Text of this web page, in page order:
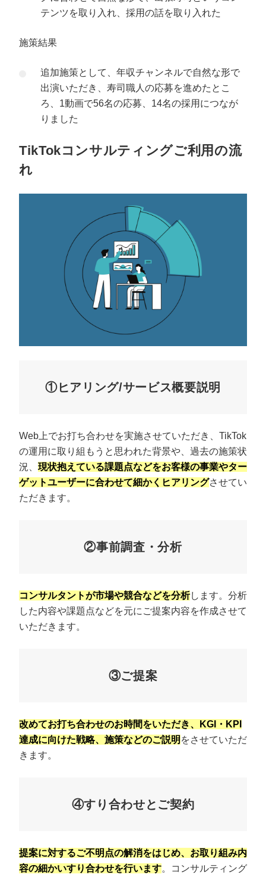
テンツを取り入れ、採用の話を取り入れた
施策結果
追加施策として、年収チャンネルで自然な形で
出演いただき、寿司職人の応募を進めたとこ
ろ、1動画で56名の応募、14名の採用につなが
りました
TikTokコンサルティングご利用の流
れ
①ヒアリング/サービス概要説明
Web上でお打ち合わせを実施させていただき、TikTok
の運用に取り組もうと思われた背景や、過去の施策状
況、 現状抱えている課題点などをお客様の事業やター
ゲットユーザーに合わせて細かくヒアリングさせてい
ただきます。
②事前調査・分析
コンサルタントが市場や競合などを分析します。分析
した内容や課題点などを元にご提案内容を作成させて
いただきます。
③ご提案
改めてお打ち合わせのお時間をいただき、KGI・KPI
達成に向けた戦略、施策などのご説明 をさせていただ
きます。
④すり合わせとご契約
提案に対するご不明点の解消をはじめ、お取り組み内
容の細かいすり合わせを行います。コンサルティング